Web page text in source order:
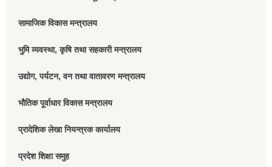
सामाजिक विकास मन्त्रालय
भुमि व्यवस्था, कृषि तथा सहकारी मन्त्रालय
उद्योग, पर्यटन, वन तथा वातावरण मन्त्रालय
भौतिक पूर्वाधार विकास मन्त्रालय
प्रादेशिक लेखा नियन्त्रक कार्यालय
प्रदेश शिक्षा समुह